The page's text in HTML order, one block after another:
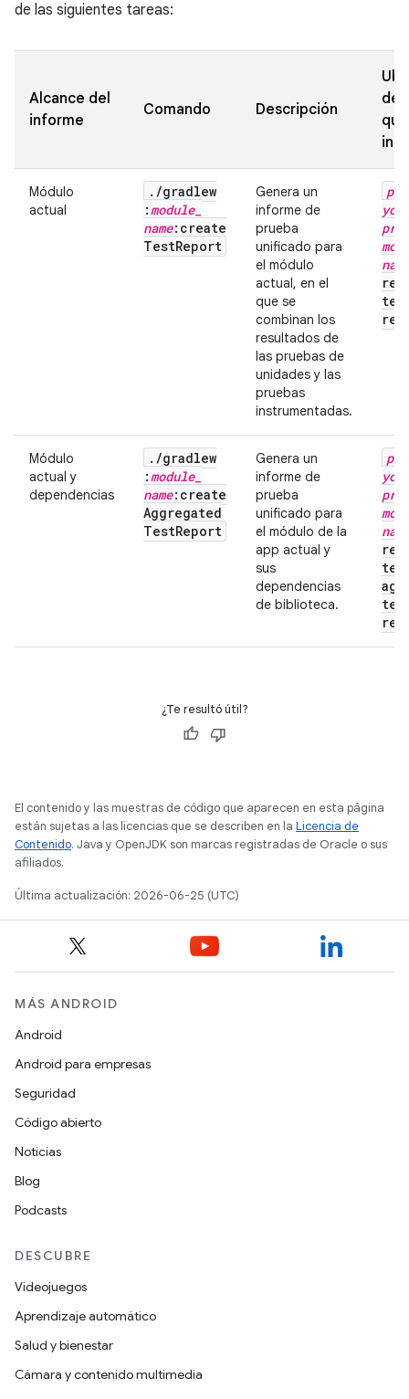
de las siguientes tareas:
Alcance del
informe
Comando Descripción
Módulo
actual
. /gradlew
:module_
name:create
TestReport
Genera un
informe de
prueba
unificado para
el módulo
actual, en el
que se
combinan los
resultados de
las pruebas de
unidades y las
pruebas
instrumentadas.
Módulo
actual y
dependencias
. /gradlew
:module_
name:create
Aggregated
TestReport
Genera un
informe de
prueba
unificado para
el módulo de la
app actual y
sus
dependencias
de biblioteca.
¿Te resultó útil?
El contenido y las muestras de código que aparecen en esta página
están sujetas a las licencias que se describen en la Licencia de
Contenido. Java y OpenJDK son marcas registradas de Oracle o sus
afiliados.
Última actualización: 2026-06-25 (UTC)
MÁS ANDROID
Android
Android para empresas
Seguridad
Código abierto
Noticias
Blog
Podcasts
DESCUBRE
Videojuegos
Aprendizaje automático
Salud y bienestar
Cámara y contenido multimedia